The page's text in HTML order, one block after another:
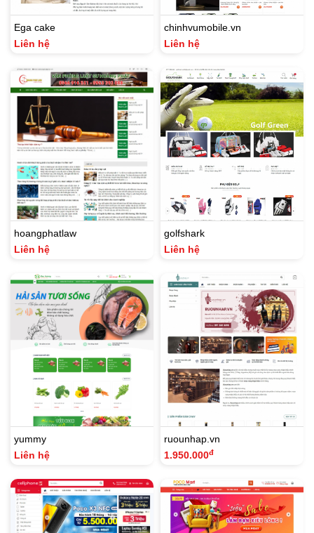
Ega cake
Liên hệ
chinhvumobile.vn
Liên hệ
hoangphatlaw
Liên hệ
golfshark
Liên hệ
yummy
Liên hệ
ruounhap.vn
1.950.000đ